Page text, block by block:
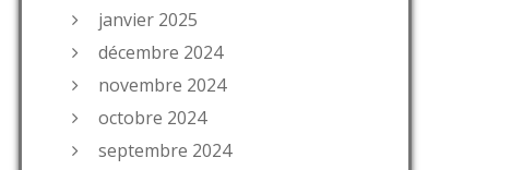
janvier 2025
décembre 2024
novembre 2024
octobre 2024
septembre 2024